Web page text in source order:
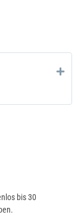
im Kfz.
bis 30